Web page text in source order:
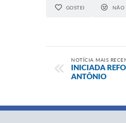
GOSTEI NÃO
NOTÍCIA MAIS
INICIADA
ANTÔNIO